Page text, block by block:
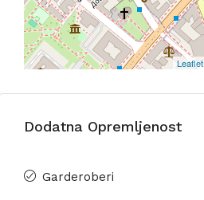
Leaflet
Dodatna Opremljenost
Garderoberi